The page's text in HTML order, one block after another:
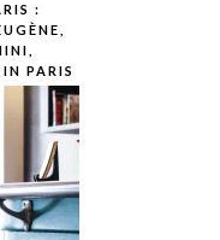
:
PARIS